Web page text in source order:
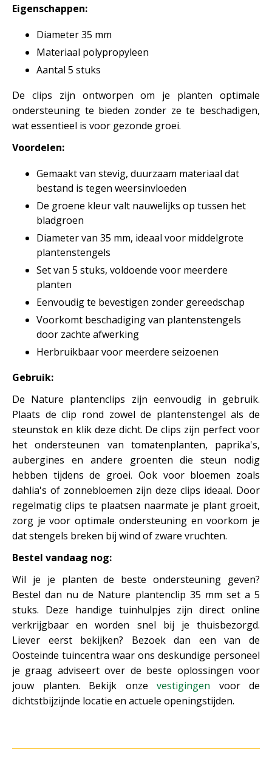
Eigenschappen:
Diameter 35 mm
Materiaal polypropyleen
Aantal 5 stuks
De clips zijn ontworpen om je planten optimale
ondersteuning te bieden zonder ze te beschadigen,
wat essentieel is voor gezonde groei.
Voordelen:
Gemaakt van stevig, duurzaam materiaal dat
bestand is tegen weersinvloeden
De groene kleur valt nauwelijks op tussen het
bladgroen
Diameter van 35 mm, ideaal voor middelgrote
plantenstengels
Set van 5 stuks, voldoende voor meerdere
planten
Eenvoudig te bevestigen zonder gereedschap
Voorkomt beschadiging van plantenstengels
door zachte afwerking
Herbruikbaar voor meerdere seizoenen
Gebruik:
De Nature plantenclips zijn eenvoudig in gebruik.
Plaats de clip rond zowel de plantenstengel als de
steunstok en klik deze dicht. De clips zijn perfect voor
het ondersteunen van tomatenplanten, paprika's,
aubergines en andere groenten die steun nodig
hebben tijdens de groei. Ook voor bloemen zoals
dahlia's of zonnebloemen zijn deze clips ideaal. Door
regelmatig clips te plaatsen naarmate je plant groeit,
zorg je voor optimale ondersteuning en voorkom je
dat stengels breken bij wind of zware vruchten.
Bestel vandaag nog:
Wil je je planten de beste ondersteuning geven?
Bestel dan nu de Nature plantenclip 35 mm set a 5
stuks. Deze handige tuinhulpjes zijn direct online
verkrijgbaar en worden snel bij je thuisbezorgd.
Liever eerst bekijken? Bezoek dan een van de
Oosteinde tuincentra waar ons deskundige personeel
je graag adviseert over de beste oplossingen voor
jouw planten. Bekijk onze vestigingen voor de
dichtstbijzijnde locatie en actuele openingstijden.